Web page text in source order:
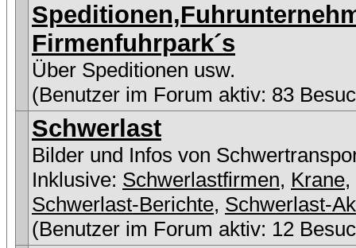
Firmenfuhrpark´s
Über Speditionen usw.
(Benutzer im Forum aktiv: 83
Schwerlast
Bilder und Infos von
Inklusive: Schwerlastfirmen, Krane,
Schwerlast-Berichte, Schwerlast-
(Benutzer im Forum aktiv: 12